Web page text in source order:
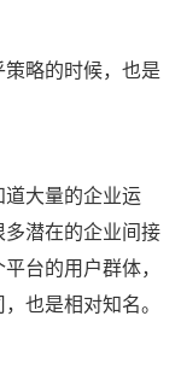
略的时候，也是
大量的企业运
潜在的企业间接
台的用户群体，
也是相对知名。